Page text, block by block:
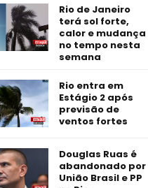
Rio de Janeiro
terá sol forte,
calor e mudança
no tempo nesta
semana
Rio entra em
Estágio 2 após
previsão de
ventos fortes
Douglas Ruas é
abandonado por
União Brasil e PP